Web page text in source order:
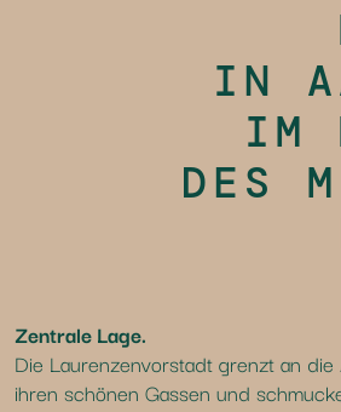
IN
IM
DES
Zentrale Lage.
Die Laurenzenvorstadt grenzt an
ihren schönen Gassen und